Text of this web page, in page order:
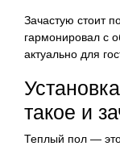
Зачастую стоит
гармонировал с
актуально для
такое и
Теплый пол —